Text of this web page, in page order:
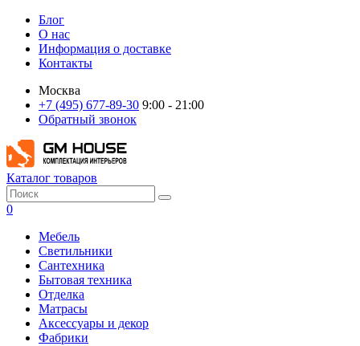
Блог
О нас
Информация о доставке
Контакты
Москва
+7 (495) 677-89-30 9:00 - 21:00
Обратный звонок
Каталог товаров
0
Мебель
Светильники
Сантехника
Бытовая техника
Отделка
Матрасы
Аксессуары и декор
Фабрики